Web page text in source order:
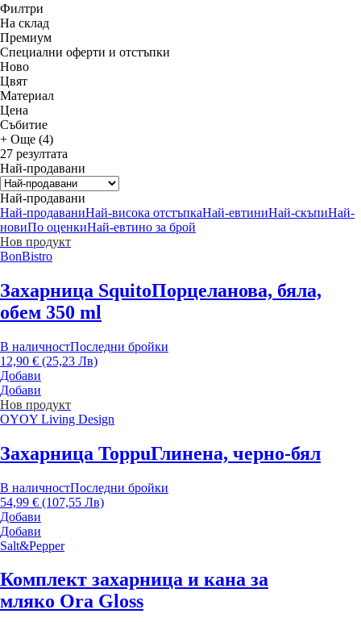
Филтри
На склад
Премиум
Специални оферти и отстъпки
Новo
Цвят
Материал
Цена
Събитие
+ Още (4)
27 резултата
Най-продавани
Най-продавани
Най-продаваниНай-висока отстъпкаНай-евтиниНай-скъпиНай-
новиПо оценкиНай-евтино за брой
Нов продукт
BonBistro
Захарница SquitoПорцеланова, бяла,
обем 350 ml
В наличностПоследни бройки
12,90 € (25,23 Лв)
Добави
Добави
Нов продукт
OYOY Living Design
Захарница ToppuГлинена, черно-бял
В наличностПоследни бройки
54,99 € (107,55 Лв)
Добави
Добави
Salt&Pepper
Комплект захарница и кана за
мляко Ora Gloss